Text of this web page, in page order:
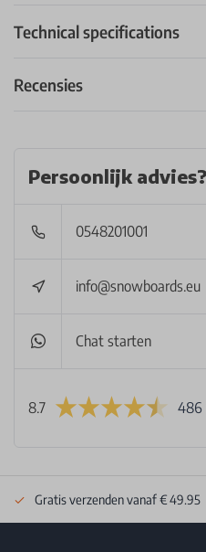
Technical specifications
Recensies
Persoonlijk advies?
0548201001
info@snowboards.eu
Chat starten
8.7 486
Gratis verzenden vanaf € 49.95